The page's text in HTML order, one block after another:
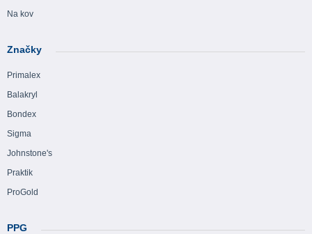
Na kov
Značky
Primalex
Balakryl
Bondex
Sigma
Johnstone's
Praktik
ProGold
PPG